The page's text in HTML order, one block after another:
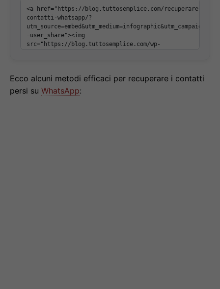
Ecco alcuni metodi efficaci per recuperare i contatti
persi su WhatsApp: